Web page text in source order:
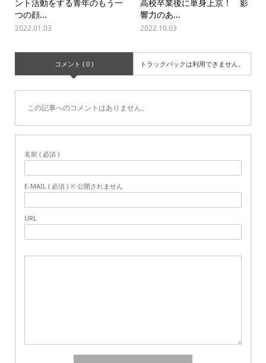
ント活動をする青年のもう一
つの顔...
2022.01.03
高校卒業後に単身上京！ 影
響力のあ...
2022.10.03
コメント ( 0 ) トラックバックは利用できません。
この記事へのコメントはありません。
名前 ( 必須 )
E-MAIL ( 必須 ) ※ 公開されません
URL